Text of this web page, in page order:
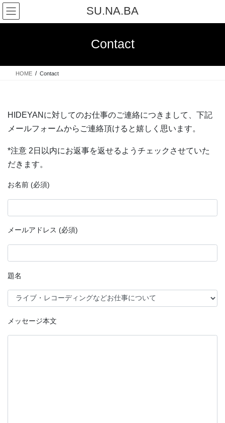
コ
ン
テ
ス
ナ
ビ
ゲ
ン
SU.NA.BA
Contact
HOME Contact
HIDEYANに対してのお仕事のご連絡につきまして、下記
メールフォームからご連絡頂けると嬉しく思います。
*注意 2日以内にお返事を返せるようチェックさせていた
だきます。
お名前 (必須)
メールアドレス (必須)
題名
メッセージ本文